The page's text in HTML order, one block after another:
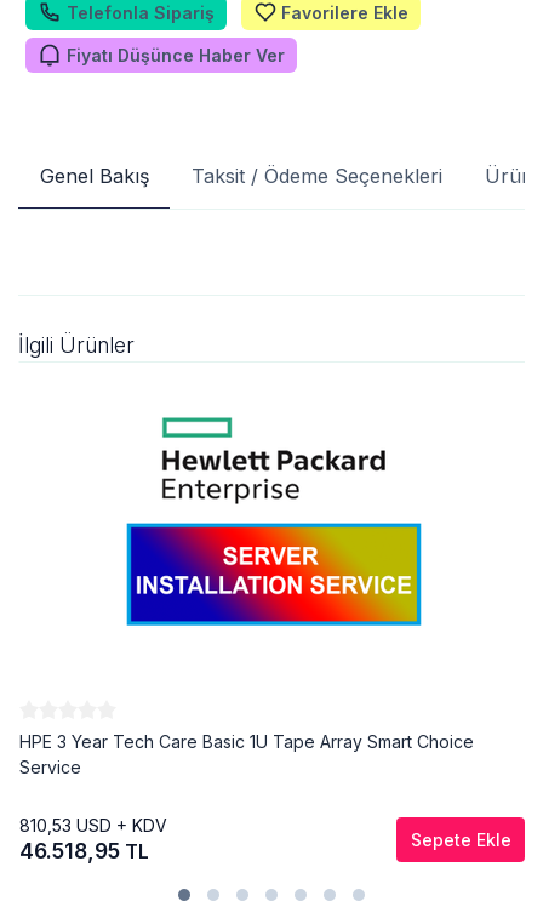
Telefonla Sipariş Favorilere Ekle
Fiyatı Düşünce Haber Ver
Genel Bakış Taksit / Ödeme Seçenekleri Ürün
İlgili Ürünler
HPE 3 Year Tech Care Basic 1U Tape Array Smart Choice
Service
810,53 USD + KDV
46.518,95 TL Sepete Ekle